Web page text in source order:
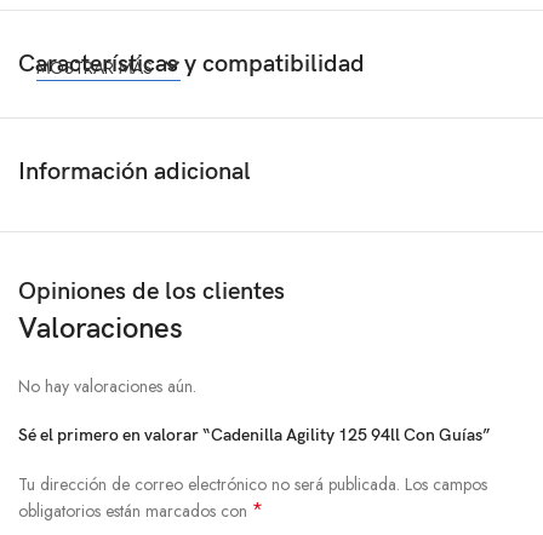
Características y compatibilidad
MOSTRAR MÁS
Información adicional
Opiniones de los clientes
Valoraciones
No hay valoraciones aún.
Sé el primero en valorar “Cadenilla Agility 125 94ll Con Guías”
Tu dirección de correo electrónico no será publicada. Los campos
obligatorios están marcados con *